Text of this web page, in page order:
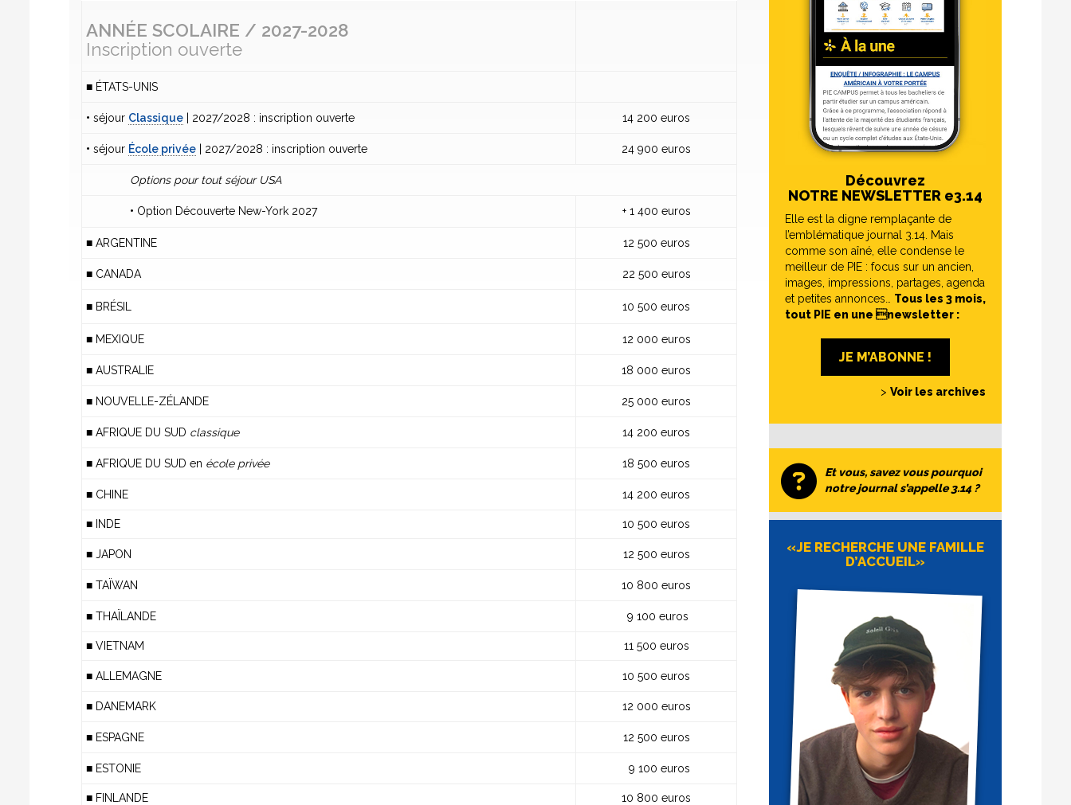
ANNÉE SCOLAIRE / 2027-2028
Inscription ouverte
■ ÉTATS-UNIS
• séjour Classique | 2027/2028 : inscription ouverte 14 200 euros
• séjour École privée | 2027/2028 : inscription ouverte 24 900 euros
Options pour tout séjour USA
• Option Découverte New-York 2027 + 1 400 euros
■ ARGENTINE 12 500 euros
■ CANADA 22 500 euros
■ BRÉSIL 10 500 euros
■ MEXIQUE 12 000 euros
■ AUSTRALIE 18 000 euros
■ NOUVELLE-ZÉLANDE 25 000 euros
■ AFRIQUE DU SUD classique 14 200 euros
■ AFRIQUE DU SUD en école privée 18 500 euros
■ CHINE 14 200 euros
■ INDE 10 500 euros
■ JAPON 12 500 euros
■ TAÏWAN 10 800 euros
■ THAÏLANDE 9 100 euros
■ VIETNAM 11 500 euros
■ ALLEMAGNE 10 500 euros
■ DANEMARK 12 000 euros
■ ESPAGNE 12 500 euros
■ ESTONIE 9 100 euros
■ FINLANDE 10 800 euros
Découvrez
NOTRE NEWSLETTER e3.14
Elle est la digne remplaçante de
l’emblématique journal 3.14. Mais
comme son aîné, elle condense le
meilleur de PIE : focus sur un ancien,
images, impressions, partages, agenda
et petites annonces… Tous les 3 mois,
tout PIE en une newsletter :
JE M’ABONNE !
> Voir les archives
Et vous, savez vous pourquoi
notre journal s’appelle 3.14 ?
«JE RECHERCHE UNE FAMILLE
D’ACCUEIL»